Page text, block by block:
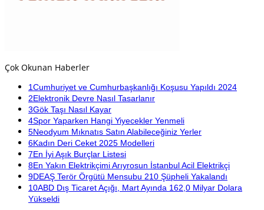
Çok Okunan Haberler
1Cumhuriyet ve Cumhurbaşkanlığı Koşusu Yapıldı 2024
2Elektronik Devre Nasıl Tasarlanır
3Gök Taşı Nasıl Kayar
4Spor Yaparken Hangi Yiyecekler Yenmeli
5Neodyum Mıknatıs Satın Alabileceğiniz Yerler
6Kadın Deri Ceket 2025 Modelleri
7En İyi Aşık Burçlar Listesi
8En Yakın Elektrikçimi Arıyrosun İstanbul Acil Elektrikçi
9DEAŞ Terör Örgütü Mensubu 210 Şüpheli Yakalandı
10ABD Dış Ticaret Açığı, Mart Ayında 162,0 Milyar Dolara
Yükseldi